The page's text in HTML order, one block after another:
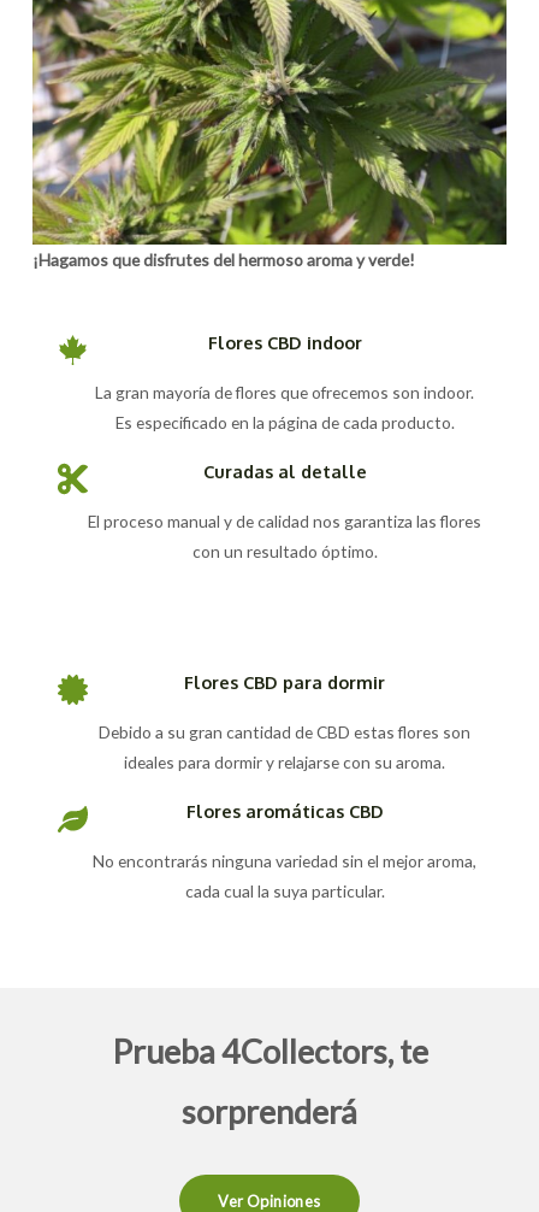
¡Hagamos que disfrutes del hermoso aroma y verde!
Flores CBD indoor
La gran mayoría de flores que ofrecemos son indoor.
Es especificado en la página de cada producto.
Curadas al detalle
El proceso manual y de calidad nos garantiza las flores
con un resultado óptimo.
Flores CBD para dormir
Debido a su gran cantidad de CBD estas flores son
ideales para dormir y relajarse con su aroma.
Flores aromáticas CBD
No encontrarás ninguna variedad sin el mejor aroma,
cada cual la suya particular.
Prueba 4Collectors, te
sorprenderá
Ver Opiniones